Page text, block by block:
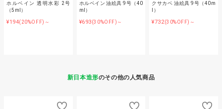
ホルベイン 透明水彩 2号
（5ml）
¥194(20%OFF)～
ホルベイン 油絵具 9号（40
ml）
¥693(30%OFF)～
クサカベ 油絵具 9号（40m
l）
¥732(30%OFF)～
新日本造形のその他の人気商品